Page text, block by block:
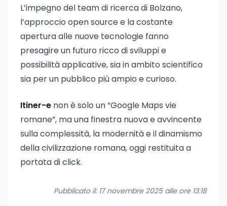
L’impegno del team di ricerca di Bolzano,
l’approccio open source e la costante
apertura alle nuove tecnologie fanno
presagire un futuro ricco di sviluppi e
possibilità applicative, sia in ambito scientifico
sia per un pubblico più ampio e curioso.
Itiner-e non è solo un “Google Maps vie
romane”, ma una finestra nuova e avvincente
sulla complessità, la modernità e il dinamismo
della civilizzazione romana, oggi restituita a
portata di click.
Pubblicato il: 17 novembre 2025 alle ore 13:18